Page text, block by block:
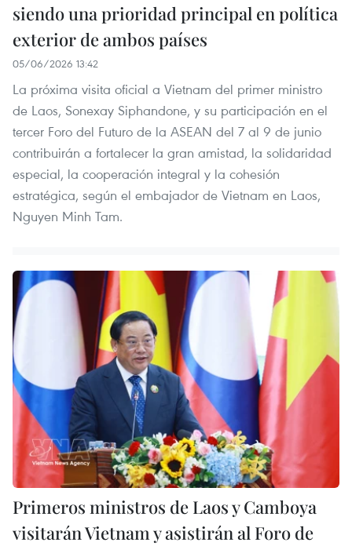
siendo una prioridad principal en política
exterior de ambos países
05/06/2026 13:42
La próxima visita oficial a Vietnam del primer ministro
de Laos, Sonexay Siphandone, y su participación en el
tercer Foro del Futuro de la ASEAN del 7 al 9 de junio
contribuirán a fortalecer la gran amistad, la solidaridad
especial, la cooperación integral y la cohesión
estratégica, según el embajador de Vietnam en Laos,
Nguyen Minh Tam.
Primeros ministros de Laos y Camboya
visitarán Vietnam y asistirán al Foro de